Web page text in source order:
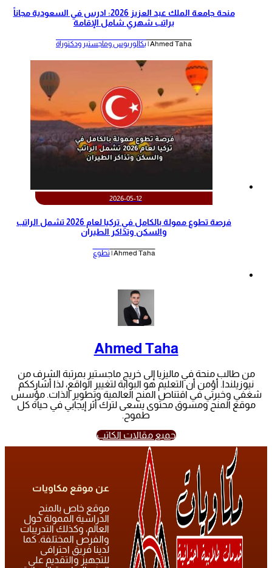
منحة جامعة الملك عبد العزيز 2026: ادرس في السعودية مجاناً
براتب شهري شامل الإقامة
Ahmed Taha | بكالوريوس وماجستير ودكتوراة
2026-05-12
‫فرصة تطوع ممولة بالكامل في تركيا لعام 2026 تشمل الراتب
والسكن وتذاكر الطيران‬
Ahmed Taha | تطوع
Ahmed Taha
من طالب منحة في ماليزيا إلى خريج ماجستير بمرتبة الشرف من
نيوزيلندا. أؤمن أن التعليم هو البوابة لتغيير الواقع، لذا أشارككم
شغفي وخبرتي في اقتناص المنح العالمية وتطوير الذات. مؤسس
موقع المنح ومسوق محتوى يسعى لترك أثر إيجابي في حياة كل
طموح.
جميع مقالات الكاتب
عن موقع مكاويات
موقع خاص بالمنح
الدراسية الممولة حول
العالم، وكذلك التدريبات
والفرص المختلفة. كما
لدينا فريق احترافى
للتجهيز والتقديم على